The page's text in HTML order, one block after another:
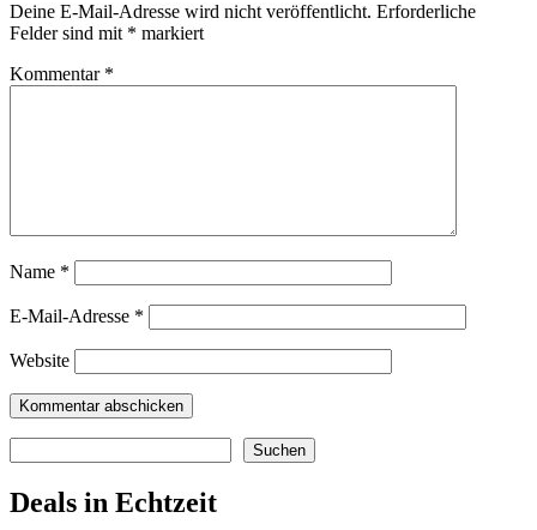
Deine E-Mail-Adresse wird nicht veröffentlicht. Erforderliche
Felder sind mit * markiert
Kommentar *
Name *
E-Mail-Adresse *
Website
Suchen
Deals in Echtzeit